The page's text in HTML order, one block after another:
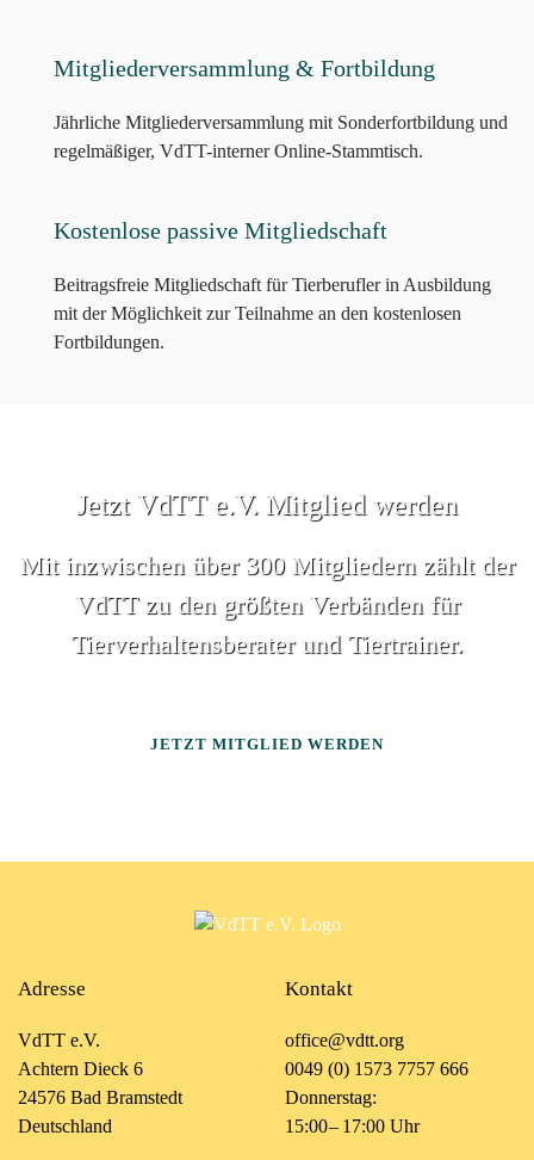
Mitgliederversammlung & Fortbildung
Jährliche Mitgliederversammlung mit Sonderfortbildung und
regelmäßiger, VdTT-interner Online-Stammtisch.
Kostenlose passive Mitgliedschaft
Beitragsfreie Mitgliedschaft für Tierberufler in Ausbildung
mit der Möglichkeit zur Teilnahme an den kostenlosen
Fortbildungen.
Jetzt VdTT e.V. Mitglied werden
Mit inzwischen über 300 Mitgliedern zählt der
VdTT zu den größten Verbänden für
Tierverhaltensberater und Tiertrainer.
JETZT MITGLIED WERDEN
Adresse
VdTT e.V.
Achtern Dieck 6
24576 Bad Bramstedt
Deutschland
Kontakt
office@vdtt.org
0049 (0) 1573 7757 666
Donnerstag:
15:00 – 17:00 Uhr